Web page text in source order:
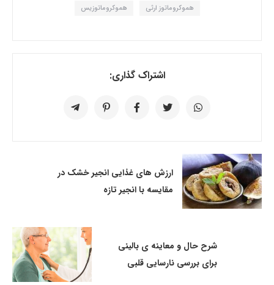
هموکروماتوز ارثی هموکروماتوزیس
اشتراک گذاری:
ارزش های غذایی انجیر خشک در
مقایسه با انجیر تازه
شرح حال و معاینه ی بالینی
برای بررسی نارسایی قلبی